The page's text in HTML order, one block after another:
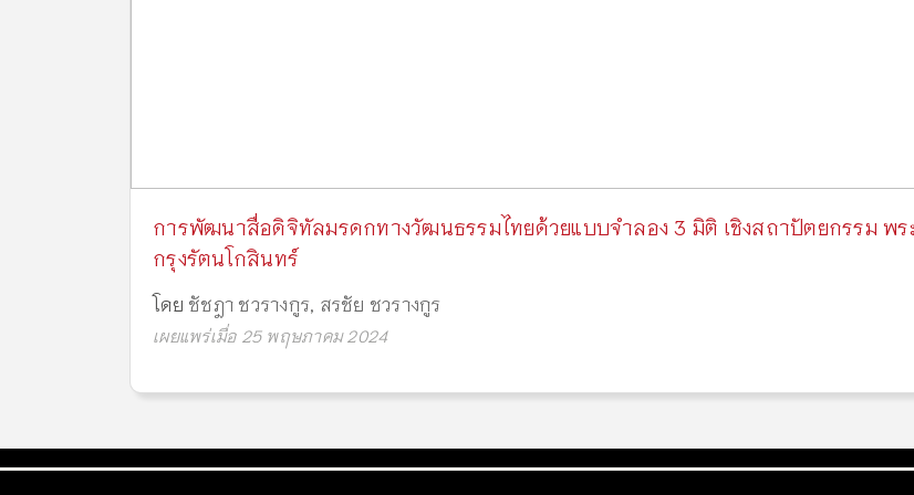
การพัฒนาสื่อดิจิทัลมรดกทางวัฒนธรรมไทยด้วยแบบจำลอง 3 มิติ เชิงสถาปัตยกรรม พร
กรุงรัตนโกสินทร์
โดย ชัชฎา ชวรางกูร สรชัย ชวรางกูร
เผยแพร่เมื่อ 25 พฤษภาคม 2024